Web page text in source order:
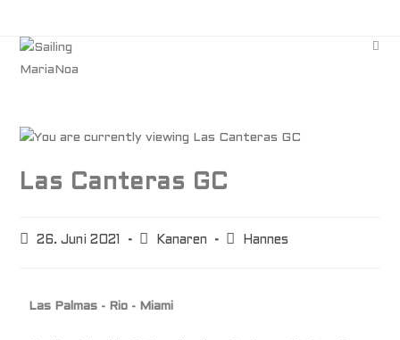
Las Canteras GC
26. Juni 2021 Kanaren Hannes
Las Palmas - Rio - Miami